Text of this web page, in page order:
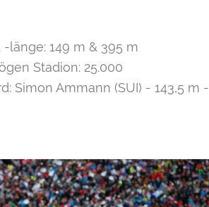
länge: 149 m & 395 m
Stadion: 25.000
Simon Ammann (SUI) - 143,5 m -